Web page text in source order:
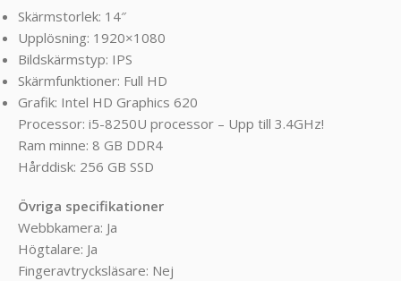
Skärmstorlek: 14″
Upplösning: 1920×1080
Bildskärmstyp: IPS
Skärmfunktioner: Full HD
Grafik: Intel HD Graphics 620
Processor: i5-8250U processor – Upp till 3.4GHz!
Ram minne: 8 GB DDR4
Hårddisk: 256 GB SSD
Övriga specifikationer
Webbkamera: Ja
Högtalare: Ja
Fingeravtrycksläsare: Nej